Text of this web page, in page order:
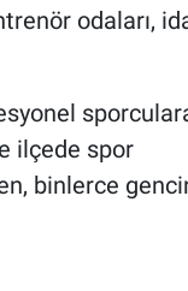
odaları,
ilçede spor
binlerce